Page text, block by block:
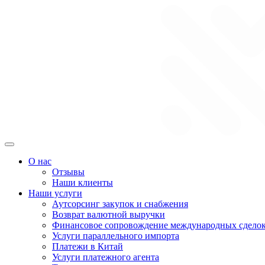
О нас
Отзывы
Наши клиенты
Наши услуги
Аутсорсинг закупок и снабжения
Возврат валютной выручки
Финансовое сопровождение международных
Услуги параллельного импорта
Платежи в Китай
Услуги платежного агента